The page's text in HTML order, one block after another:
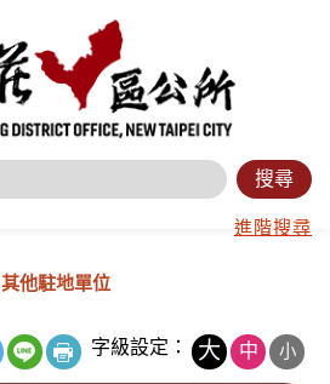
進階搜尋
其他駐地單位
字級設定： 大 中 小